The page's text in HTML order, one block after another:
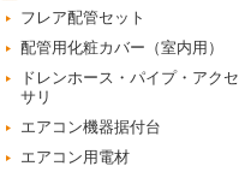
フレア配管セット
配管用化粧カバー（室内用）
ドレンホース・パイプ・アクセ
サリ
エアコン機器据付台
エアコン用電材